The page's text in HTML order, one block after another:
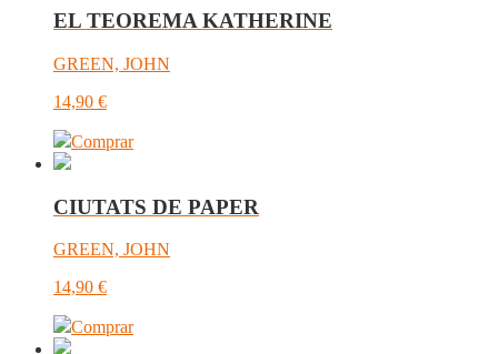
EL TEOREMA KATHERINE
GREEN, JOHN
14,90 €
Comprar
CIUTATS DE PAPER
GREEN, JOHN
14,90 €
Comprar